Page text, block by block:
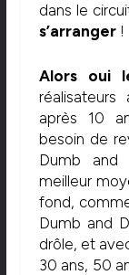
dans le
s’arranger!
Alors oui
réalisateurs
après 10
besoin de
Dumb and
meilleur
fond,
Dumb and
drôle, et
30 ans, 50